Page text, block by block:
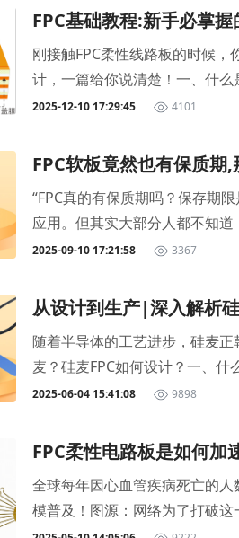
似，根据电路叠加层数的不同，
nted Circuit）是结构最简单的
程中，首先在“基材+胶+铜箔”
的焊盘位置。经过清洗后，再
作后，还会根据产品需求进行
双面FPC双面FPC（Double-
的空间内实现更高的布线密度
点是增加了过孔（VIA）结构
后经过清洗并进行电镀铜工艺
C同样会在两侧线路表面覆盖
起形成的柔性电路板，并通过
这种结构能够在更小的空间内
利于产品装配。不过，由于层
构是在柔性绝缘基材上制造多
能力，多层FPC被广泛应用于
一方面，中国大陆FPC产业近
电脑、可穿戴设备和汽车电子
以及空间利用率要求较高，
FPC基础教程:新手必掌
刚接触FPC柔性线路板的时候
计，一篇给你说清楚！一、什
材，具有轻薄、小型化、耐弯
耐高温、易弯折的特点。PI膜
有电解铜和压延铜2种。目前
缘层，在基材上做完线路后为
铜箔与PI或PET，补强与FPC
等信息的图层。✅ FPC辅料：
区域补强3、钢片补强：适用于
金：表面处理工艺，是指在焊
膜。 3、AOI：自动光学检测
✅设计类：1、焊盘：电路板
3、PTH孔：镀铜孔，孔壁金
电路板边缘外露的金属焊盘，
接、测试。阻焊开窗9、过孔开
盖，阻焊膜可以保护孔铜不氧
上才能保留阻焊桥。阻焊桥示
2025-12-10 17:29:45 4101
FPC软板竟然也有保质期
“FPC真的有保质期吗？保存期
应用。但其实大部分人都不知
揭秘FPC的保存期限，以及FPC
处理的FPC板可以保存大概3个
就是沉金工艺，板子制造完成
有一定的影响湿度：相对湿度
一定要做好密封及在包装内放
气中的湿气，建议在拆封后5天
±5℃烘烤1小时FPC存放超过制
个月，上线前需以120 ±5℃烘
使用完毕则需以120 ±5℃再烘烤
过。烘烤完成后需打开烤箱取
2025-09-10 17:21:58 3367
从设计到生产|深入解析
随着半导体的工艺进步，硅麦
麦？硅麦FPC如何设计？一、
艺将声学传感器与信号处理电
流&lt;150μA）等优势，广泛应
设备（语音交互）智能家居（
出，硅麦大多以FPC作为载体
麦封装示意图（来源于立创商
2025-06-04 15:41:08 9898
FPC柔性电路板是如何加
全球每年因心血管疾病死亡的
模普及！图源：网络为了打破